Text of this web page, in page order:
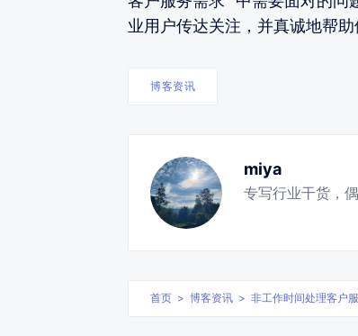
业用户传达关注，并真诚地帮助
博客资讯
miya
专写行业干货，
首页 > 博客资讯 > 非工作时间处理客户